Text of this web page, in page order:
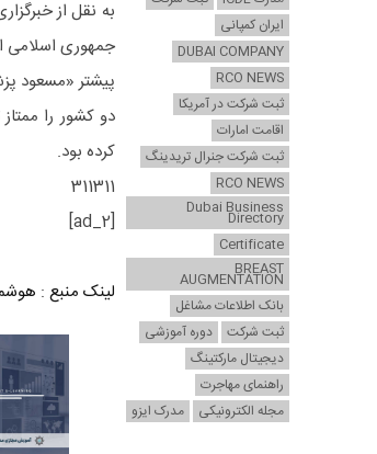
به نقل از
جمهوری اسلامی
پیشتر «مسعود
دو کشور را
کرده بود.
311311
[ad_2]
لینک منبع :
ایران کمپانی
DUBAI COMPANY
RCO NEWS
ثبت شرکت در آمریکا
اقامت امارات
ثبت شرکت جنرال تریدینگ
RCO NEWS
Dubai Business
Directory
Certificate
BREAST
AUGMENTATION
بانک اطلاعات مشاغل
ثبت شرکت
دوره آموزشی
دیجیتال مارکتینگ
راهنمای مهاجرت
مجله الکترونیکی
مدرک ایزو